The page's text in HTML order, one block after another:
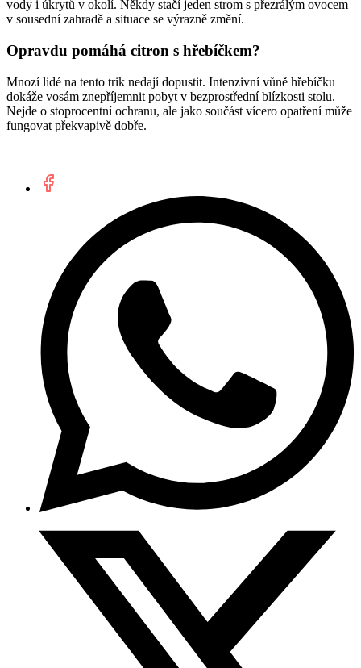
vody i úkrytů v okolí. Někdy stačí jeden strom s přezrálým ovocem
v sousední zahradě a situace se výrazně změní.
Opravdu pomáhá citron s hřebíčkem?
Mnozí lidé na tento trik nedají dopustit. Intenzivní vůně hřebíčku
dokáže vosám znepříjemnit pobyt v bezprostřední blízkosti stolu.
Nejde o stoprocentní ochranu, ale jako součást vícero opatření může
fungovat překvapivě dobře.